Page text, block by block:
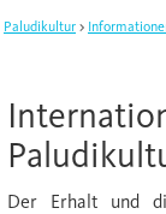
Paludikultur
Der Erhalt und